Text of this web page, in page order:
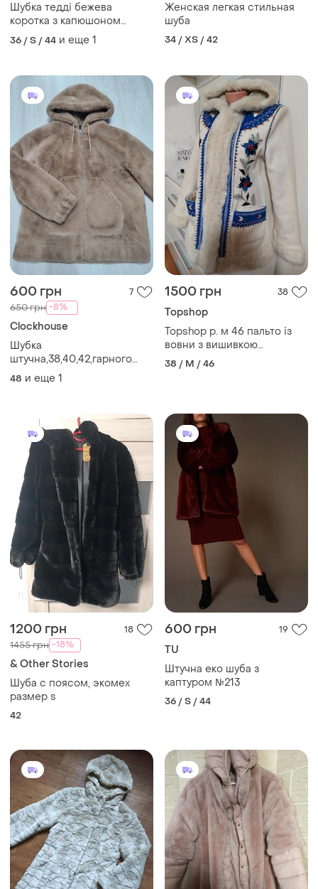
Шубка тедді бежева
коротка з капюшоном
оверсайз від new look s-l
36 / S / 44 и еще 1
Женская легкая стильная
шуба
34 / XS / 42
600 грн 7
650 грн -8%
Clockhouse
Шубка
штучна,38,40,42,гарного
карамельного кольору,з
капюшоном утеплена
48 и еще 1
1500 грн 38
Topshop
Topshop р. м 46 пальто із
вовни з вишивкою
капюшоном хутро етно
бохо стиль
38 / M / 46
1200 грн 18
1455 грн -18%
& Other Stories
Шуба с поясом, экомех
размер s
42
600 грн 19
TU
Штучна еко шуба з
каптуром №213
36 / S / 44